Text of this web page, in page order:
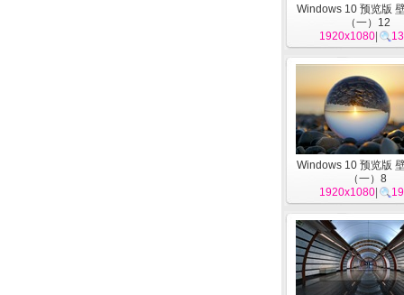
Windows 10 预览版
（一）12
1920x1080
Windows 10 预览版
（一）8
1920x1080